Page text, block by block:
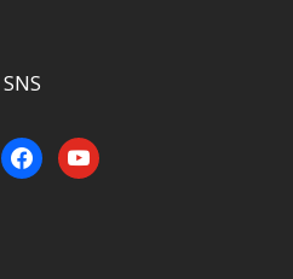
SNS
facebook
youtube